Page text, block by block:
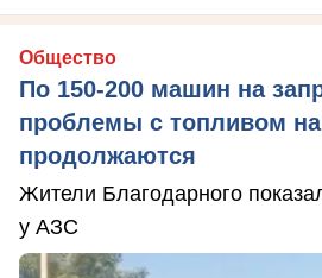
Общество
По 150-200 машин на
проблемы с топливом
продолжаются
Жители Благодарного
у АЗС